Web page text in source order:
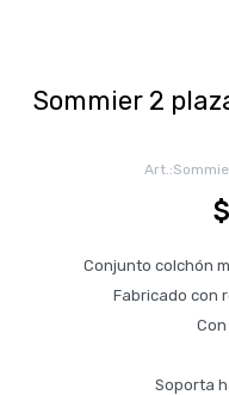
Sommier 2
$
Conjunto colchón
Fabricado con
Soporta